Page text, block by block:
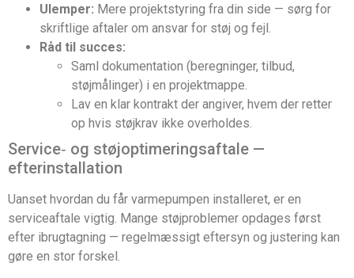
Ulemper: Mere projektstyring fra din side — sørg for
skriftlige aftaler om ansvar for støj og fejl.
Råd til succes:
Saml dokumentation (beregninger, tilbud,
støjmålinger) i en projektmappe.
Lav en klar kontrakt der angiver, hvem der retter
op hvis støjkrav ikke overholdes.
Service‑ og støjoptimeringsaftale —
efterinstallation
Uanset hvordan du får varmepumpen installeret, er en
serviceaftale vigtig. Mange støjproblemer opdages først
efter ibrugtagning — regelmæssigt eftersyn og justering kan
gøre en stor forskel.